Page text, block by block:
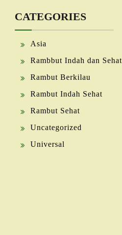
CATEGORIES
Asia
Rambbut Indah dan Sehat
Rambut Berkilau
Rambut Indah Sehat
Rambut Sehat
Uncategorized
Universal